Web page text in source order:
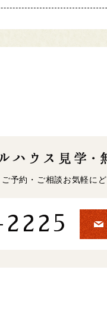
ご予約・ご相談お気軽に